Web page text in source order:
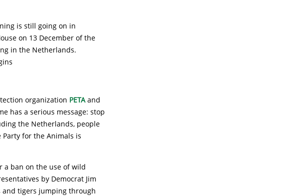
is still going on in
on 13 December of the
in the Netherlands.
organization PETA and
has a serious message: stop
the Netherlands, people
for the Animals is
a ban on the use of wild
by Democrat Jim
and tigers jumping through